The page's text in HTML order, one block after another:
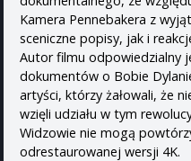
Kamera Pennebakera z
sceniczne popisy, jak i
Autor filmu odpowiedzialny
dokumentów o Bobie
artyści, którzy żałowali, że
wzięli udziału w tym
Widzowie nie mogą
odrestaurowanej wersji 4K.